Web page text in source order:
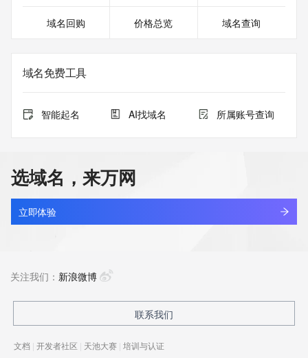
域名回购 价格总览 域名查询
域名免费工具
智能起名 AI找域名 所属账号查询
选域名，来万网
立即体验
关注我们： 新浪微博
联系我们
文档 | 开发者社区 | 天池大赛 | 培训与认证